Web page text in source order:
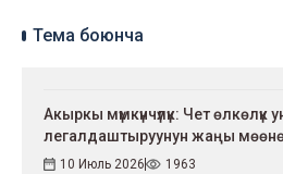
Тема боюнча
Акыркы мүмкүнчүлүк: Чет өлкөлүк
легалдаштыруунун жаңы
10 Июль 2026 1963